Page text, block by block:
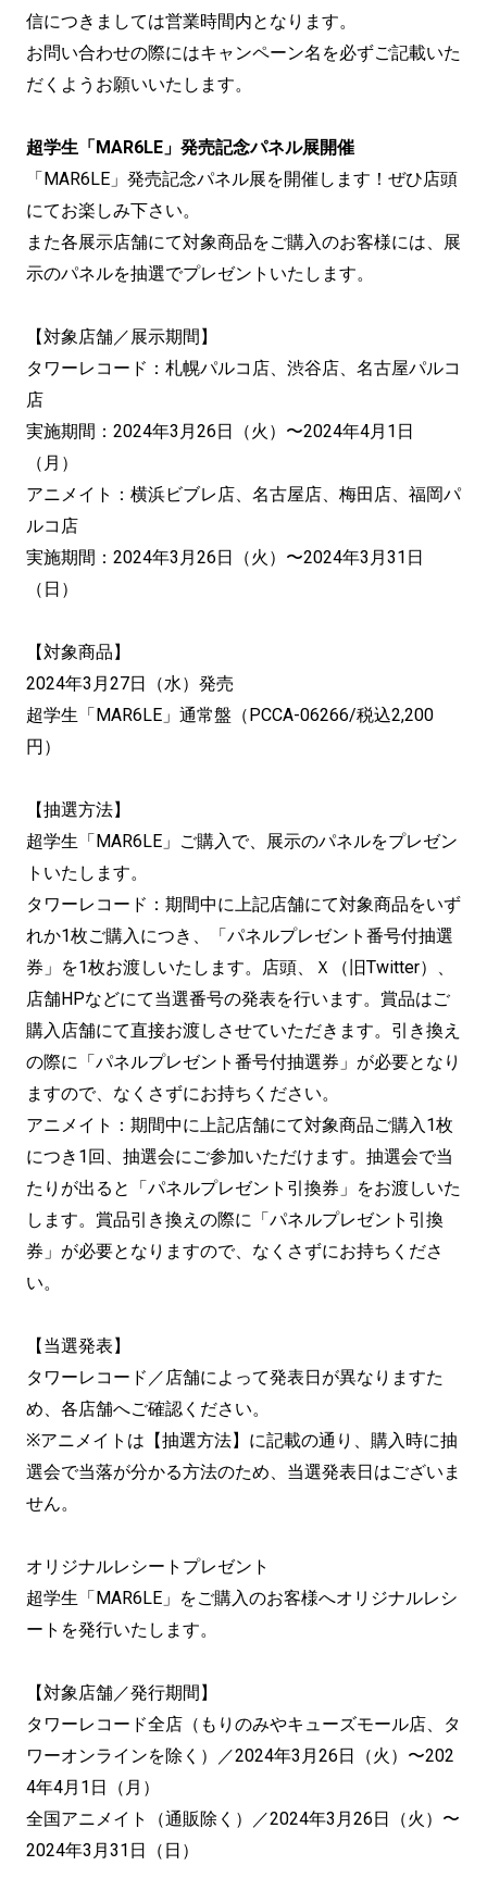
信につきましては営業時間内となります。
お問い合わせの際にはキャンペーン名を必ずご記載いた
だくようお願いいたします。
超学生「MAR6LE」発売記念パネル展開催
「MAR6LE」発売記念パネル展を開催します！ぜひ店頭
にてお楽しみ下さい。
また各展示店舗にて対象商品をご購入のお客様には、展
示のパネルを抽選でプレゼントいたします。
【対象店舗／展示期間】
タワーレコード：札幌パルコ店、渋谷店、名古屋パルコ
店
実施期間：2024年3月26日（火）〜2024年4月1日
（月）
アニメイト：横浜ビブレ店、名古屋店、梅田店、福岡パ
ルコ店
実施期間：2024年3月26日（火）〜2024年3月31日
（日）
【対象商品】
2024年3月27日（水）発売
超学生「MAR6LE」通常盤（PCCA-06266/税込2,200
円）
【抽選方法】
超学生「MAR6LE」ご購入で、展示のパネルをプレゼン
トいたします。
タワーレコード：期間中に上記店舗にて対象商品をいず
れか1枚ご購入につき、「パネルプレゼント番号付抽選
券」を1枚お渡しいたします。店頭、Ｘ（旧Twitter）、
店舗HPなどにて当選番号の発表を行います。賞品はご
購入店舗にて直接お渡しさせていただきます。引き換え
の際に「パネルプレゼント番号付抽選券」が必要となり
ますので、なくさずにお持ちください。
アニメイト：期間中に上記店舗にて対象商品ご購入1枚
につき1回、抽選会にご参加いただけます。抽選会で当
たりが出ると「パネルプレゼント引換券」をお渡しいた
します。賞品引き換えの際に「パネルプレゼント引換
券」が必要となりますので、なくさずにお持ちくださ
い。
【当選発表】
タワーレコード／店舗によって発表日が異なりますた
め、各店舗へご確認ください。
※アニメイトは【抽選方法】に記載の通り、購入時に抽
選会で当落が分かる方法のため、当選発表日はございま
せん。
オリジナルレシートプレゼント
超学生「MAR6LE」をご購入のお客様へオリジナルレシ
ートを発行いたします。
【対象店舗／発行期間】
タワーレコード全店（もりのみやキューズモール店、タ
ワーオンラインを除く）／2024年3月26日（火）〜202
4年4月1日（月）
全国アニメイト（通販除く）／2024年3月26日（火）〜
2024年3月31日（日）